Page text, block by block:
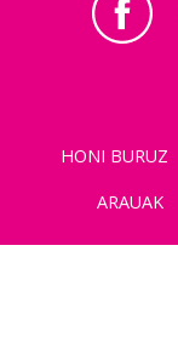
HONI BURUZ
ARAUAK